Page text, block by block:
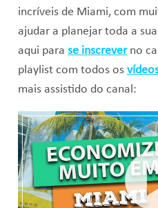
incríveis de Miami, com
ajudar a planejar toda a
aqui para se inscreverno
playlist com todos os
mais assistido do canal: